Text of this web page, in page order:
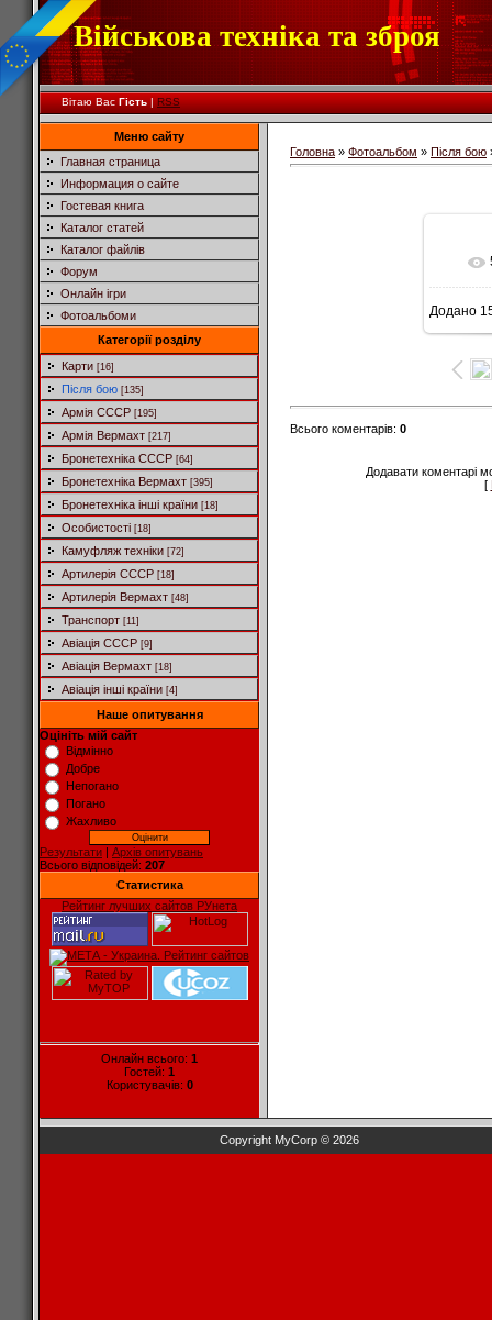
Військова техніка та зброя
Вітаю Вас Гість|RSS
Меню сайту
Главная страница
Информация о сайте
Гостевая книга
Каталог статей
Каталог файлів
Форум
Онлайн ігри
Фотоальбоми
Категорії розділу
Карти [16]
Після бою [135]
Армія СССР [195]
Армія Вермахт [217]
Бронетехніка СССР [64]
Бронетехніка Вермахт [395]
Бронетехніка інші країни [18]
Особистості [18]
Камуфляж техніки [72]
Артилерія СССР [18]
Артилерія Вермахт [48]
Транспорт [11]
Авіація СССР [9]
Авіація Вермахт [18]
Авіація інші країни [4]
Наше опитування
Оцініть мій сайт
Відмінно
Добре
Непогано
Погано
Жахливо
Результати | Архів опитувань
Всього відповідей: 207
Статистика
Рейтинг лучших сайтов РУнета
Онлайн всього: 1
Гостей: 1
Користувачів: 0
Головна » Фотоальбом » Після бою
Додано
Всього коментарів: 0
Додавати коментарі
[
Copyright MyCorp © 2026